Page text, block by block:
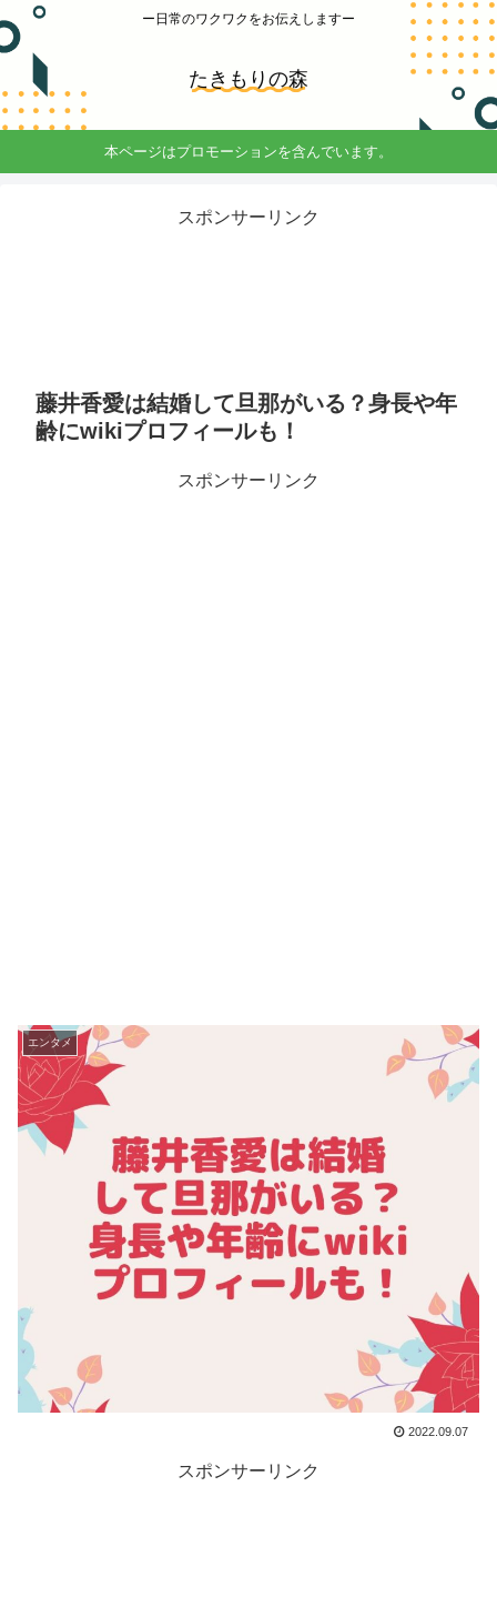
ー日常のワクワクをお伝えしますー
たきもりの森
本ページはプロモーションを含んでいます。
スポンサーリンク
藤井香愛は結婚して旦那がいる？身長や年
齢にwikiプロフィールも！
スポンサーリンク
エンタメ
2022.09.07
スポンサーリンク